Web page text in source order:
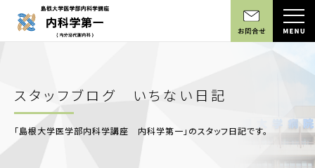
スタッフブログ いちない日記
「島根大学医学部内科学講座 内科学第一」のスタッフ日記です。